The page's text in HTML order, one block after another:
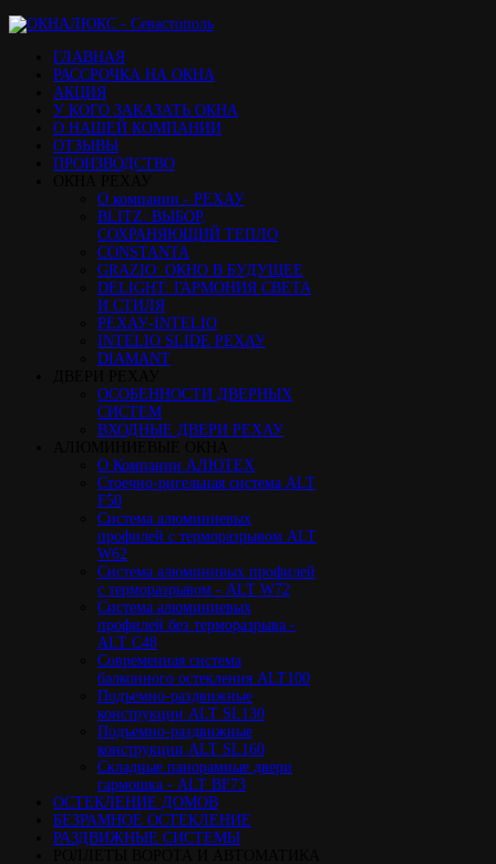
ГЛАВНАЯ
РАССРОЧКА НА ОКНА
АКЦИЯ
У КОГО ЗАКАЗАТЬ ОКНА
О НАШЕЙ КОМПАНИИ
ОТЗЫВЫ
ПРОИЗВОДСТВО
О компании - РЕХАУ
BLITZ: ВЫБОР,
СОХРАНЯЮЩИЙ ТЕПЛО
CONSTANTA
GRAZIO: ОКНО В БУДУЩЕЕ
DELIGHT: ГАРМОНИЯ СВЕТА
И СТИЛЯ
РЕХАУ-INTELIO
INTELIO SLIDE РЕХАУ
DIAMANT
ОСОБЕННОСТИ ДВЕРНЫХ
СИСТЕМ
ВХОДНЫЕ ДВЕРИ РЕХАУ
О Компании АЛЮТЕХ
Стоечно-ригельная система ALT
F50
Cистема алюминиевых
профилей с терморазрывом ALT
W62
Система алюминивых профилей
с терморазрывом - ALT W72
Cистема алюминиевых
профилей без терморазрыва -
ALT C48
Cовременная система
балконного остекления ALT100
Подъемно-раздвижные
конструкции ALT SL130
Подъемно-раздвижные
конструкции ALT SL160
Cкладные панорамные двери
гармошка - ALT BF73
ОСТЕКЛЕНИЕ ДОМОВ
БЕЗРАМНОЕ ОСТЕКЛЕНИЕ
РАЗДВИЖНЫЕ СИСТЕМЫ